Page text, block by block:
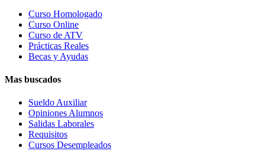
Curso Homologado
Curso Online
Curso de ATV
Prácticas Reales
Becas y Ayudas
Mas buscados
Sueldo Auxiliar
Opiniones Alumnos
Salidas Laborales
Requisitos
Cursos Desempleados